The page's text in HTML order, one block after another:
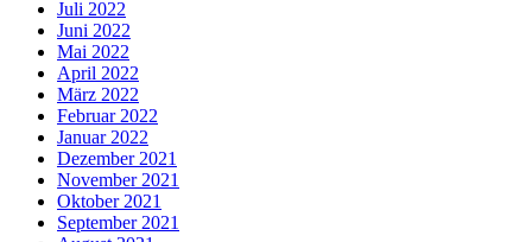
Juli 2022
Juni 2022
Mai 2022
April 2022
März 2022
Februar 2022
Januar 2022
Dezember 2021
November 2021
Oktober 2021
September 2021